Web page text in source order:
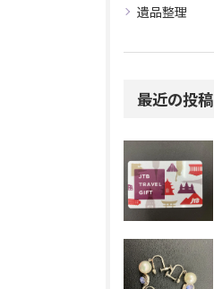
遺品整理
最近の投稿